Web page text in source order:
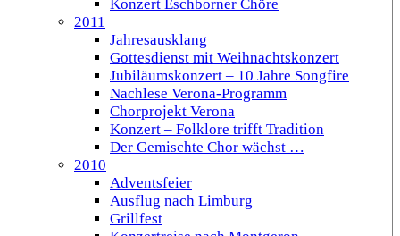
Konzert Eschborner Chöre
2011
Jahresausklang
Gottesdienst mit Weihnachtskonzert
Jubiläumskonzert – 10 Jahre Songfire
Nachlese Verona-Programm
Chorprojekt Verona
Konzert – Folklore trifft Tradition
Der Gemischte Chor wächst …
2010
Adventsfeier
Ausflug nach Limburg
Grillfest